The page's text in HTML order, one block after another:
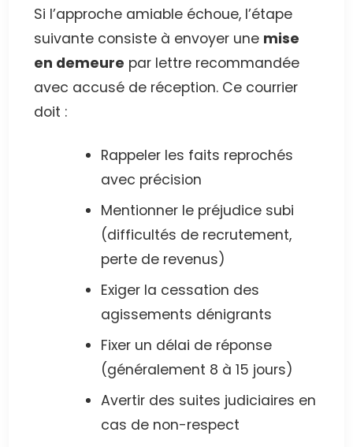
Si l’approche amiable échoue, l’étape
suivante consiste à envoyer une mise
en demeure par lettre recommandée
avec accusé de réception. Ce courrier
doit :
Rappeler les faits reprochés
avec précision
Mentionner le préjudice subi
(difficultés de recrutement,
perte de revenus)
Exiger la cessation des
agissements dénigrants
Fixer un délai de réponse
(généralement 8 à 15 jours)
Avertir des suites judiciaires en
cas de non-respect